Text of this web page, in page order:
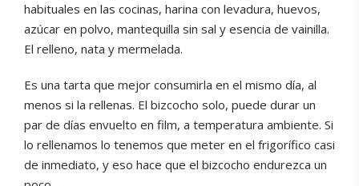
habituales en las cocinas, harina con levadura, huevos,
azúcar en polvo, mantequilla sin sal y esencia de vainilla.
El relleno, nata y mermelada.
Es una tarta que mejor consumirla en el mismo día, al
menos si la rellenas. El bizcocho solo, puede durar un
par de días envuelto en film, a temperatura ambiente. Si
lo rellenamos lo tenemos que meter en el frigorífico casi
de inmediato, y eso hace que el bizcocho endurezca un